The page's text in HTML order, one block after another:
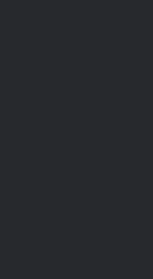
III usa 3
a
de tantos